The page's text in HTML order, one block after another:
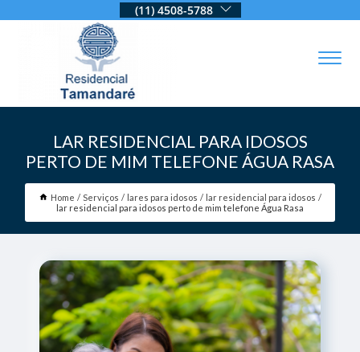
(11) 4508-5788
LAR RESIDENCIAL PARA IDOSOS
PERTO DE MIM TELEFONE ÁGUA RASA
Home Serviços lares para idosos
lar residencial para idosos
lar residencial para idosos perto de mim telefone Água Rasa